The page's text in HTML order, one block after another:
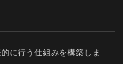
に行う仕組みを構築しま